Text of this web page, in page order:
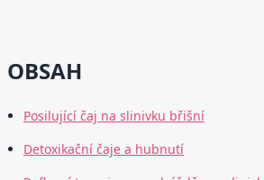
OBSAH
Posilující čaj na slinivku břišní
Detoxikační čaje a hubnutí